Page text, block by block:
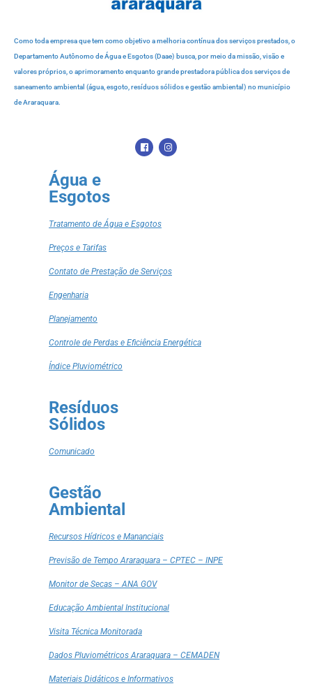
Como toda empresa que tem como objetivo a melhoria contínua dos serviços prestados, o
Departamento Autônomo de Água e Esgotos (Daae) busca, por meio da missão, visão e
valores próprios, o aprimoramento enquanto grande prestadora pública dos serviços de
saneamento ambiental (água, esgoto, resíduos sólidos e gestão ambiental) no município
de Araraquara.
Água e
Esgotos
Tratamento de Água e Esgotos
Preços e Tarifas
Contato de Prestação de Serviços
Engenharia
Planejamento
Controle de Perdas e Eficiência Energética
Índice Pluviométrico
Resíduos
Sólidos
Comunicado
Gestão
Ambiental
Recursos Hídricos e Mananciais
Previsão de Tempo Araraquara – CPTEC – INPE
Monitor de Secas – ANA GOV
Educação Ambiental Institucional
Visita Técnica Monitorada
Dados Pluviométricos Araraquara – CEMADEN
Materiais Didáticos e Informativos